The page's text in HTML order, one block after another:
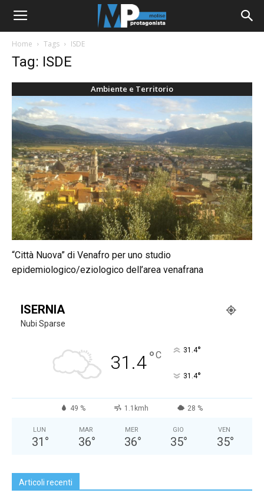
Home Tags ISDE
Tag: ISDE
Ambiente e Territorio
“Città Nuova” di Venafro per uno studio
epidemiologico/eziologico dell’area venafrana
ISERNIA
Nubi Sparse
31.4°C 31.4°
31.4°
49 % 1.1kmh 28 %
LUN
31 °
MAR
36°
MER
36°
GIO
35°
VEN
35°
Articoli recenti